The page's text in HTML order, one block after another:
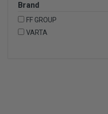
Brand
FF GROUP
VARTA